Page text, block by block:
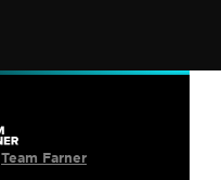
Team Farner